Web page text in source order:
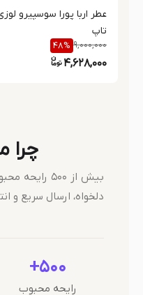
عطر اربا پورا سوسپیرو
تاپ
9,000,000
48%
4,628,000
چرا
بیش از ۵۰۰
دلخواه، ارسال سریع و
۵۰۰+
رایحه محبوب